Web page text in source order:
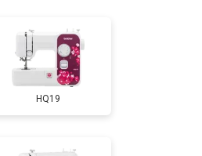
HQ19